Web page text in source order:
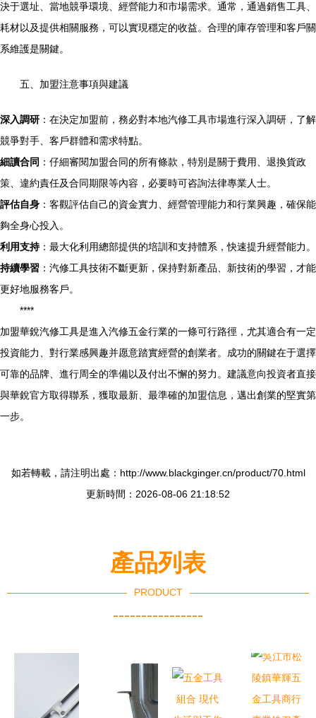
決于選址、當地競爭環境、經營能力和市場需求。通常，通過銷售工具、
耗材以及提供相關服務，可以實現穩定的收益。合理的庫存管理和客戶關
系維護是關鍵。
五、加盟注意事項與建議
深入調研 ：在決定加盟前，務必對本地汽修工具市場進行深入調研，了解
競爭對手、客戶群體和需求特點。
細讀合同 ：仔細審閱加盟合同的所有條款，特別是關于費用、退換貨政
策、違約責任及合同期限等內容，必要時可咨詢法律專業人士。
評估自身 ：客觀評估自己的資金實力、經營管理能力和行業興趣，確保能
夠全身心投入。
利用支持：最大化利用總部提供的培訓和支持體系，快速提升經營能力。
持續學習 ：汽修工具技術不斷更新，保持對新產品、新技術的學習，才能
更好地服務客戶。
****
加盟華銳汽修工具是進入汽修五金行業的一條可行路徑，尤其適合有一定
投資能力、對行業感興趣并愿意踏實經營的創業者。成功的關鍵在于選擇
可靠的品牌、進行周全的準備以及付出不懈的努力。建議意向投資者直接
與華銳官方取得聯系，獲取最新、最準確的加盟信息，邁出創業的堅實第
一步。
如若轉載，請注明出處：http://www.blackginger.cn/product/70.html
更新時間：2026-08-06 21:18:52
產品列表
PRODUCT
----------------